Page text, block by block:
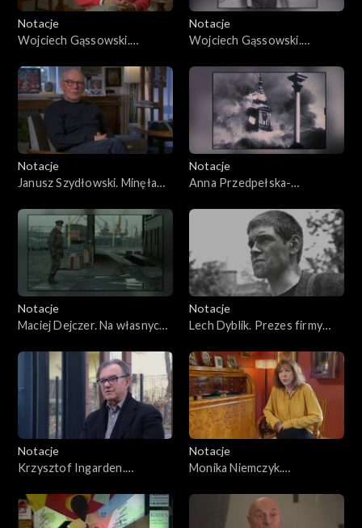
Notacje
Wojciech Gąssowski.
Notacje
Wojciech Gąssowski.
Notacje
Janusz Szydłowski. Minęła
Notacje
Anna Przedpełska-
Notacje
Maciej Dejczer. Na własnych
Notacje
Lech Dyblik. Prezes firmy
Notacje
Krzysztof Ingarden.
jest proces
Notacje
Monika Niemczyk.
bliższe